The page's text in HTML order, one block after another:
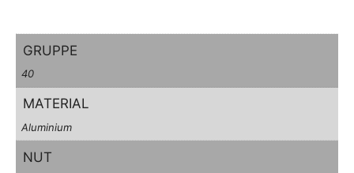
GRUPPE
40
MATERIAL
Aluminium
NUT